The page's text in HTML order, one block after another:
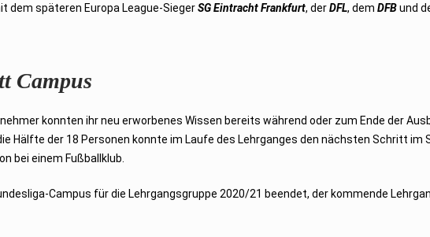
dem späteren Europa League-SiegerSG Eintracht Frankfurt, derDFL, dem DFBund
Campus
konnten ihr neu erworbenes Wissen bereits während oder zum Ende der
Hälfte der 18 Personen konnte im Laufe des Lehrganges den nächsten Schritt
bei einem Fußballklub.
Campus für die Lehrgangsgruppe 2020/21 beendet, der kommende